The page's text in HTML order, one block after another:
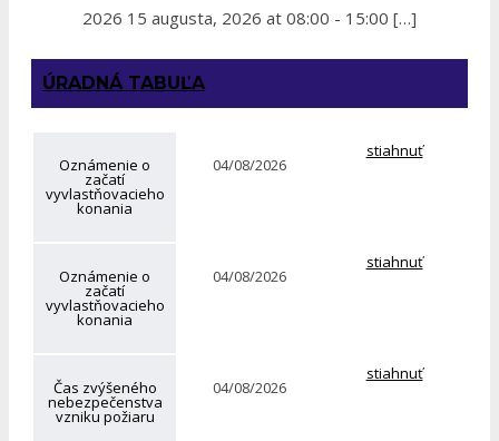
2026 15 augusta, 2026 at 08:00 - 15:00 […]
ÚRADNÁ TABUĽA
Oznámenie o
začatí
vyvlastňovacieho
konania
04/08/2026
stiahnuť
Oznámenie o
začatí
vyvlastňovacieho
konania
04/08/2026
stiahnuť
Čas zvýšeného
nebezpečenstva
vzniku požiaru
04/08/2026
stiahnuť